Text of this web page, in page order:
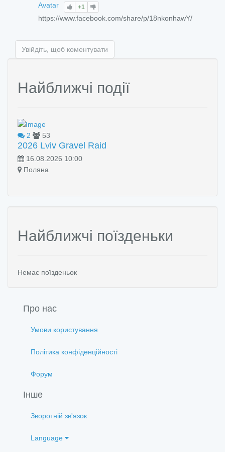
+1
https://www.facebook.com/share/p/18nkonhawY/
Увійдіть, щоб коментувати
Найближчі події
2 53
2026 Lviv Gravel Raid
16.08.2026 10:00
Поляна
Найближчі поїзденьки
Немає поїзденьок
Про нас
Умови користування
Політика конфіденційності
Форум
Інше
Зворотній зв'язок
Language